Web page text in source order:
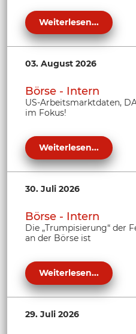
Weiterlesen...
03. August 2026
Börse - Intern
US-Arbeitsmarktdaten,
im Fokus!
Weiterlesen...
30. Juli 2026
Börse - Intern
Die „Trumpisierung“ der
an der Börse ist
Weiterlesen...
29. Juli 2026